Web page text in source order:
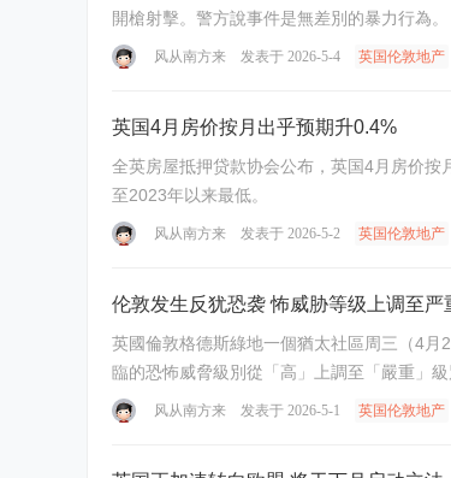
风从南方来 发表于 2026-5-4 英国伦敦地产
英国4月房价按月出乎预期升0.4%
全英房屋抵押贷款协会公布，英国4月房价按月上升0.4%，市场原先
至2023年以来最低。
风从南方来 发表于 2026-5-2 英国伦敦地产
伦敦发生反犹恐袭 怖威胁等级上调至严
英國倫敦格德斯綠地一個猶太社區周三（4
风从南方来 发表于 2026-5-1 英国伦敦地产